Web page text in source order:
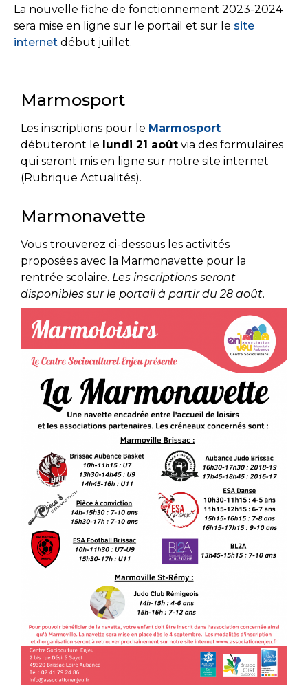
La nouvelle fiche de fonctionnement 2023-2024
sera mise en ligne sur le portail et sur le site
internet début juillet.
Marmosport
Les inscriptions pour le Marmosport
débuteront le lundi 21 août via des formulaires
qui seront mis en ligne sur notre site internet
(Rubrique Actualités).
Marmonavette
Vous trouverez ci-dessous les activités
proposées avec la Marmonavette pour la
rentrée scolaire. Les inscriptions seront
disponibles sur le portail à partir du 28 août.